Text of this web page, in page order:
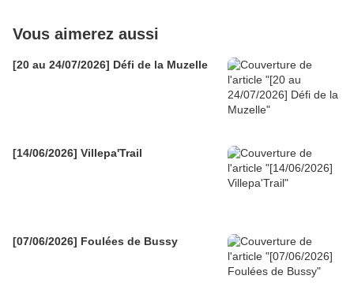
Vous aimerez aussi
[20 au 24/07/2026] Défi de la Muzelle
[14/06/2026] Villepa'Trail
[07/06/2026] Foulées de Bussy